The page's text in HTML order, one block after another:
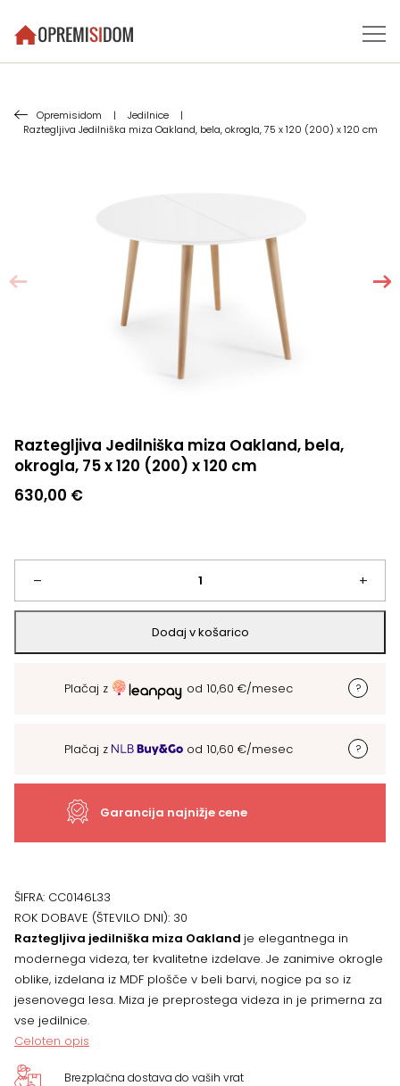
Opremisidom | Jedilnice
|
Raztegljiva Jedilniška miza Oakland, bela, okrogla, 75 x 120 (200) x 120 cm
Raztegljiva Jedilniška miza Oakland, bela,
okrogla, 75 x 120 (200) x 120 cm
630,00 €
–
Raztegljiva
Jedilniška
miza
x
(200)
x
120
cm
količina
+
Dodaj v košarico
Plačaj z od 10,60 €/mesec
Plačaj z od 10,60 €/mesec
Garancija najnižje cene
ŠIFRA: CC0146L33
ROK DOBAVE (ŠTEVILO DNI): 30
Raztegljiva jedilniška miza Oakland je elegantnega in
modernega videza, ter kvalitetne izdelave. Je zanimive okrogle
oblike, izdelana iz MDF plošče v beli barvi, nogice pa so iz
jesenovega lesa. Miza je preprostega videza in je primerna za
vse jedilnice.
Celoten opis
Brezplačna dostava do vaših vrat